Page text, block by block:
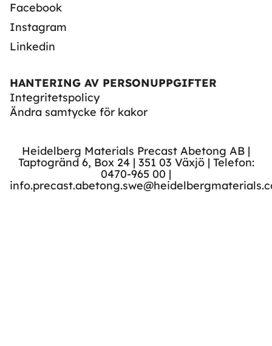
Facebook
Instagram
Linkedin
HANTERING AV PERSONUPPGIFTER
Integritetspolicy
Ändra samtycke för kakor
Heidelberg Materials Precast Abetong AB |
Taptogränd 6, Box 24 | 351 03 Växjö | Telefon:
0470-965 00 |